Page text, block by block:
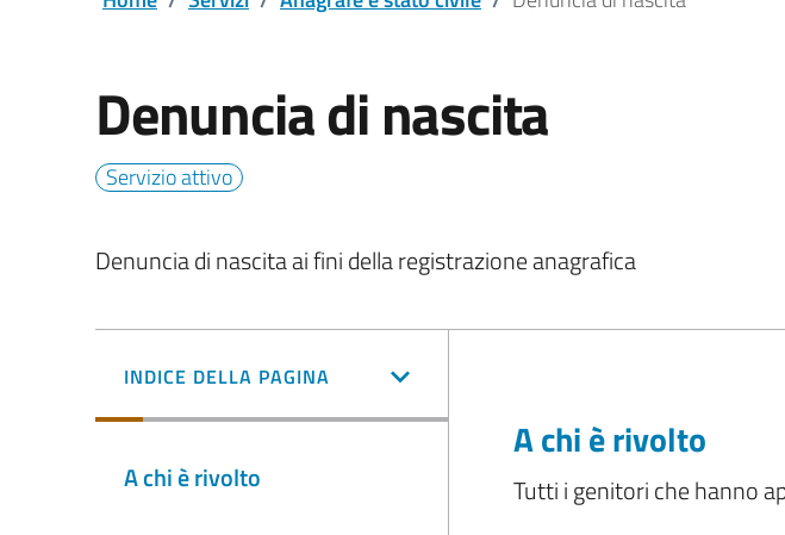
Denuncia di nascita
Servizio attivo
Denuncia di nascita ai fini della registrazione anagrafica
INDICE DELLA PAGINA
A chi è rivolto
A chi è rivolto
Tutti i genitori che hanno